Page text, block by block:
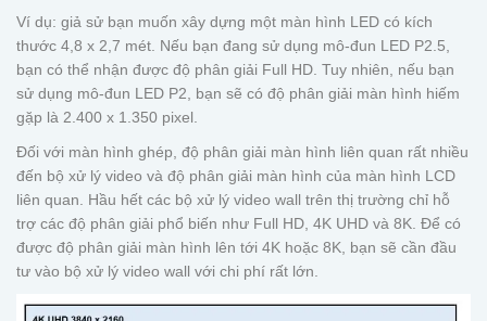
Ví dụ: giả sử bạn muốn xây dựng một màn hình LED có kích
thước 4,8 x 2,7 mét. Nếu bạn đang sử dụng mô-đun LED P2.5,
bạn có thể nhận được độ phân giải Full HD. Tuy nhiên, nếu bạn
sử dụng mô-đun LED P2, bạn sẽ có độ phân giải màn hình hiếm
gặp là 2.400 x 1.350 pixel.
Đối với màn hình ghép, độ phân giải màn hình liên quan rất nhiều
đến bộ xử lý video và độ phân giải màn hình của màn hình LCD
liên quan. Hầu hết các bộ xử lý video wall trên thị trường chỉ hỗ
trợ các độ phân giải phổ biến như Full HD, 4K UHD và 8K. Để có
được độ phân giải màn hình lên tới 4K hoặc 8K, bạn sẽ cần đầu
tư vào bộ xử lý video wall với chi phí rất lớn.